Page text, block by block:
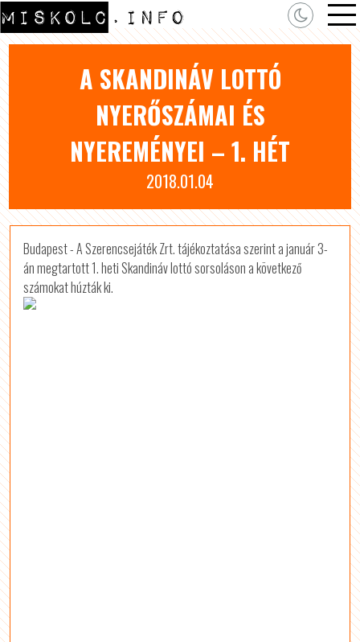
A SKANDINÁV LOTTÓ
NYERŐSZÁMAI ÉS
NYEREMÉNYEI – 1. HÉT
2018.01.04
Budapest - A Szerencsejáték Zrt. tájékoztatása szerint a január 3-
án megtartott 1. heti Skandináv lottó sorsoláson a következő
számokat húzták ki.